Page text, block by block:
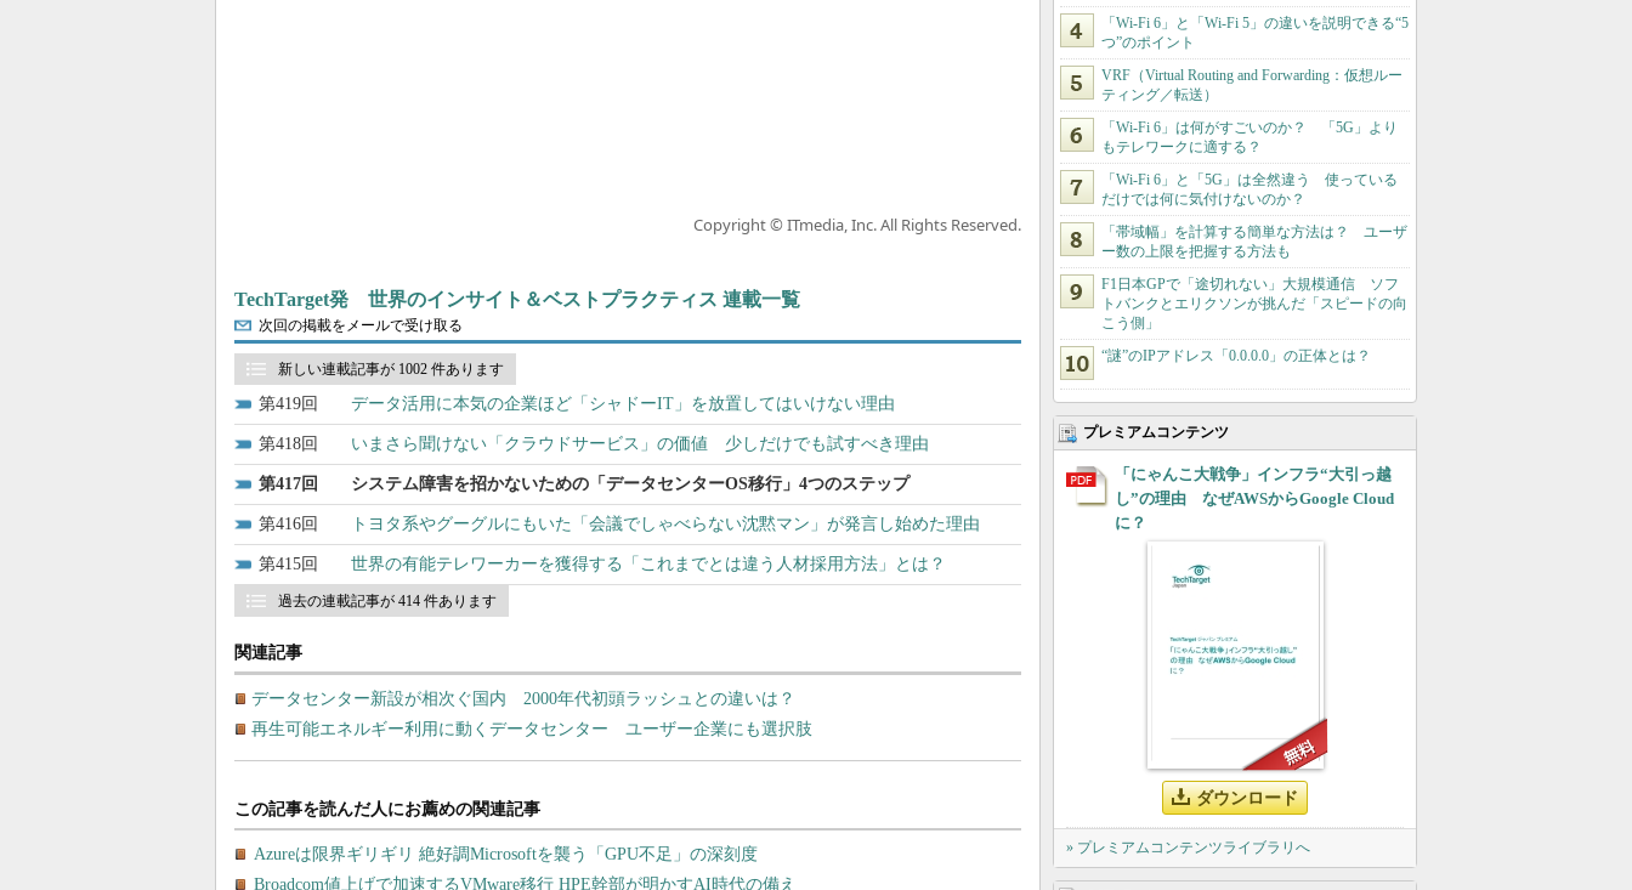
Copyright © ITmedia, Inc. All Rights Reserved.
TechTarget発 世界のインサイト＆ベストプラクティス 連載一覧
次回の掲載をメールで受け取る
新しい連載記事が 1002 件あります
419 データ活用に本気の企業ほど「シャドーIT」を放置してはいけない理由
418 いまさら聞けない「クラウドサービス」の価値 少しだけでも試すべき理由
417 システム障害を招かないための「データセンターOS移行」4つのステップ
416 トヨタ系やグーグルにもいた「会議でしゃべらない沈黙マン」が発言し始めた理由
415 世界の有能テレワーカーを獲得する「これまでとは違う人材採用方法」とは？
過去の連載記事が 414 件あります
関連記事
データセンター新設が相次ぐ国内 2000年代初頭ラッシュとの違いは？
再生可能エネルギー利用に動くデータセンター ユーザー企業にも選択肢
「Wi-Fi 6」と「Wi-Fi 5」の違いを説明できる“5
つ”のポイント
VRF（Virtual Routing and Forwarding：仮想ルー
ティング／転送）
「Wi-Fi 6」は何がすごいのか？ 「5G」より
もテレワークに適する？
「Wi-Fi 6」と「5G」は全然違う 使っている
だけでは何に気付けないのか？
「帯域幅」を計算する簡単な方法は？ ユーザ
ー数の上限を把握する方法も
F1日本GPで「途切れない」大規模通信 ソフ
トバンクとエリクソンが挑んだ「スピードの向
こう側」
“謎”のIPアドレス「0.0.0.0」の正体とは？
プレミアムコンテンツ
「にゃんこ大戦争」インフラ“大引っ越
し”の理由 なぜAWSからGoogle Cloud
に？
ダウンロード
» プレミアムコンテンツライブラリへ